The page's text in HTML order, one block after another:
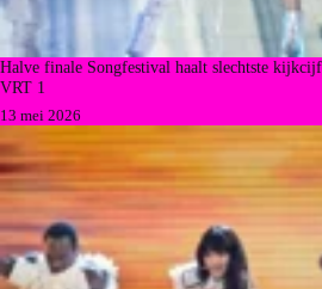
Halve finale Songfestival haalt slechtste
VRT 1
13 mei 2026